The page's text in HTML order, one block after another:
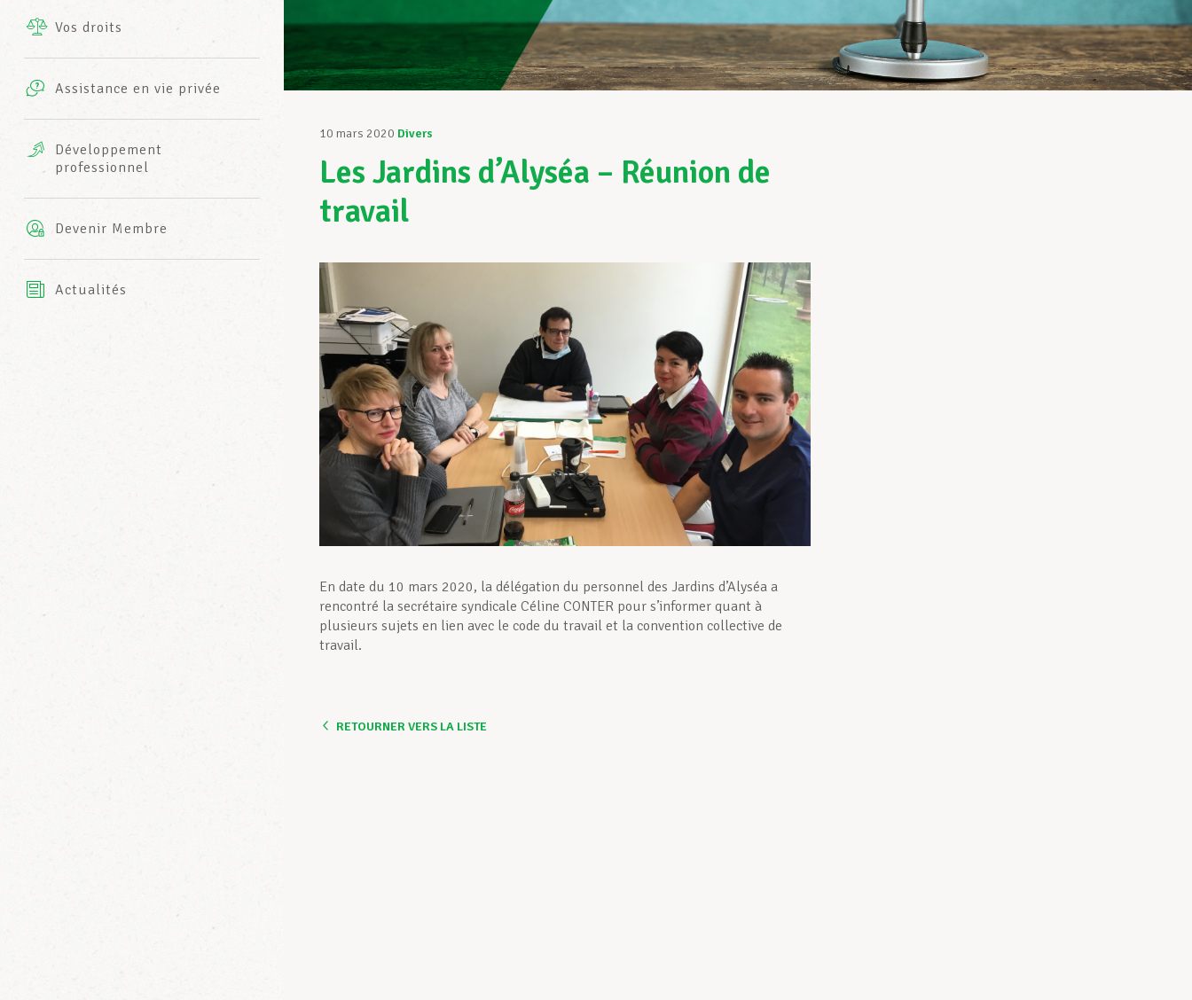
INFO-CENTER
Vos droits
Assistance en vie privée
complémentaires
AXA
Développement
professionnel
Devenir Membre
Actualités
10 mars 2020 Divers
Les Jardins d’Alyséa – Réunion de
travail
En date du 10 mars 2020, la délégation du personnel des Jardins d’Alyséa a
rencontré la secrétaire syndicale Céline CONTER pour s’informer quant à
plusieurs sujets en lien avec le code du travail et la convention collective de
travail.
RETOURNER VERS LA LISTE